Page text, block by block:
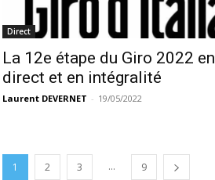
Direct
La 12e étape du Giro 2022 en
direct et en intégralité
Laurent DEVERNET - 19/05/2022
1 2 3 ... 9